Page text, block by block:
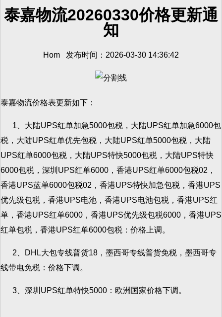
泰嘉物流20260330价格更新通
知
Hom 发布时间：2026-03-30 14:36:42
泰嘉物流价格表更新如下：
1、大陆UPS红单加急5000包税，大陆UPS红单加急6000包
税，大陆UPS红单优先包税，大陆UPS红单5000包税，大陆
UPS红单6000包税，大陆UPS特快5000包税，大陆UPS特快
6000包税，深圳UPS红单6000，香港UPS红单6000包税02，
香港UPS蓝单6000包税02，香港UPS特快加急包税，香港UPS
优先级包税，香港UPS电池，香港UPS电池包税，香港UPS红
单，香港UPS红单6000，香港UPS优先级包税6000，香港UPS
红单包税，香港UPS红单6000包税：价格上调。
2、DHL大包专线普货18，墨西哥专线普货免税，墨西哥专
线带电免税：价格下调。
3、深圳UPS红单特快5000：欧洲国家价格下调。